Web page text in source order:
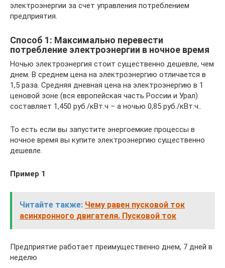
электроэнергии за счет управления потреблением
предприятия.
Способ 1: Максимально перевести
потребление электроэнергии в ночное время
Ночью электроэнергия стоит существенно дешевле, чем
днем. В среднем цена на электроэнергию отличается в
1,5 раза. Средняя дневная цена на электроэнергию в 1
ценовой зоне (вся европейская часть России и Урал)
составляет 1,450 руб./кВт.ч – а ночью 0,85 руб./кВт.ч..
То есть если вы запустите энергоемкие процессы в
ночное время вы купите электроэнергию существенно
дешевле.
Пример 1
Читайте также: Чему равен пусковой ток
асинхронного двигателя. Пусковой ток
Предприятие работает преимущественно днем, 7 дней в
неделю